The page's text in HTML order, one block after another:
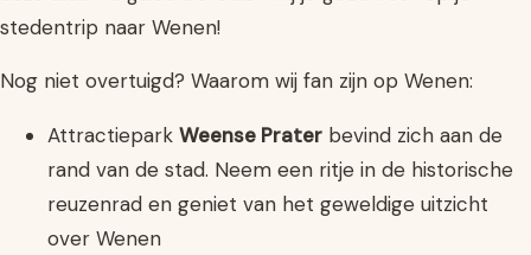
stedentrip naar Wenen!
Nog niet overtuigd? Waarom wij fan zijn op Wenen:
Attractiepark Weense Prater bevind zich aan de
rand van de stad. Neem een ritje in de historische
reuzenrad en geniet van het geweldige uitzicht
over Wenen